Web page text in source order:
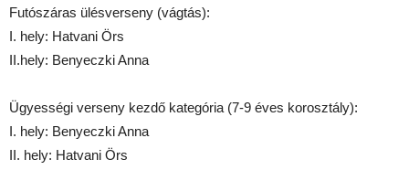
Futószáras ülésverseny (vágtás):
I. hely: Hatvani Örs
II.hely: Benyeczki Anna
Ügyességi verseny kezdő kategória (7-9 éves korosztály):
I. hely: Benyeczki Anna
II. hely: Hatvani Örs